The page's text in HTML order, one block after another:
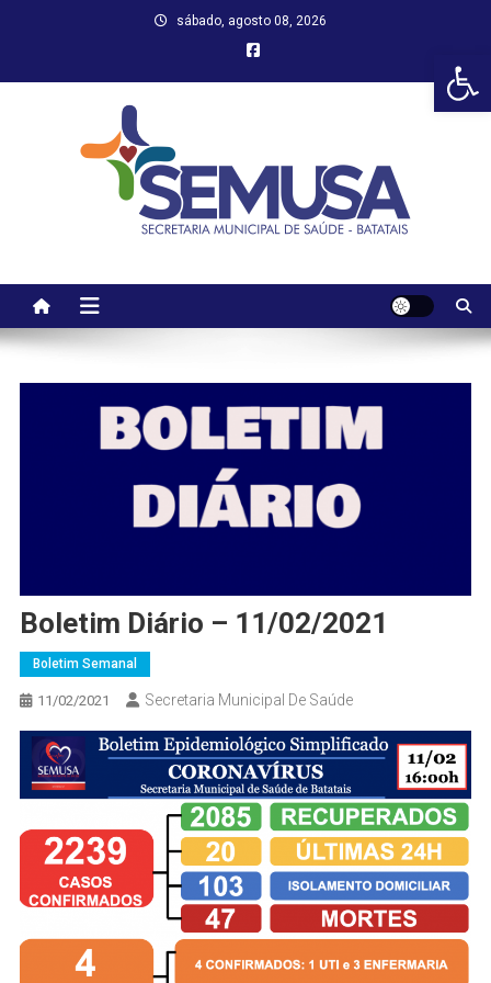
sábado, agosto 08, 2026
Boletim Diário – 11/02/2021
Boletim Semanal
11/02/2021 Secretaria Municipal De Saúde